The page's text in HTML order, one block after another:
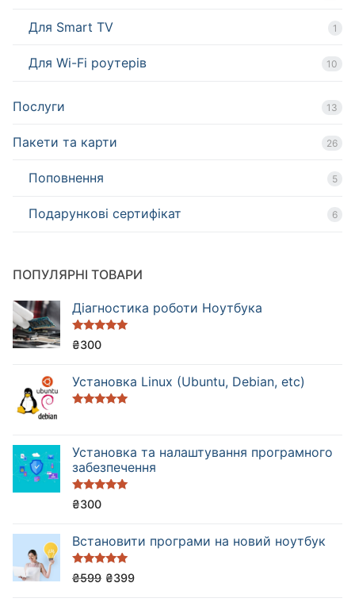
Для Smart TV 1
Для Wi-Fi роутерів 10
Послуги 13
Пакети та карти 26
Поповнення 5
Подарункові сертифікат 6
ПОПУЛЯРНІ ТОВАРИ
Діагностика роботи Ноутбука
Оцінено в
5.00з 5
₴300
Установка Linux (Ubuntu, Debian, etc)
Установка та налаштування програмного
забезпечення
Оцінено в
5.00з 5
₴300
Встановити програми на новий ноутбук
Оцінено в
5.00з 5
₴599 ₴399